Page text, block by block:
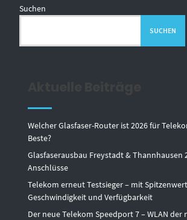
Suchen
SUCHEN
Welcher Glasfaser-Router ist 2026 für
Beste?
Glasfaserausbau Freystadt & Thannhausen
Anschlüsse
Telekom erneut Testsieger – mit
Geschwindigkeit und Verfügbarkeit
Der neue Telekom Speedport 7 – WLAN der